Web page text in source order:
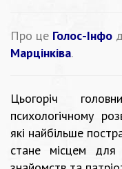
Про це Голос-Інфо
Марцінківа.
Цьогоріч
психологічному
які найбільше
стане місцем для